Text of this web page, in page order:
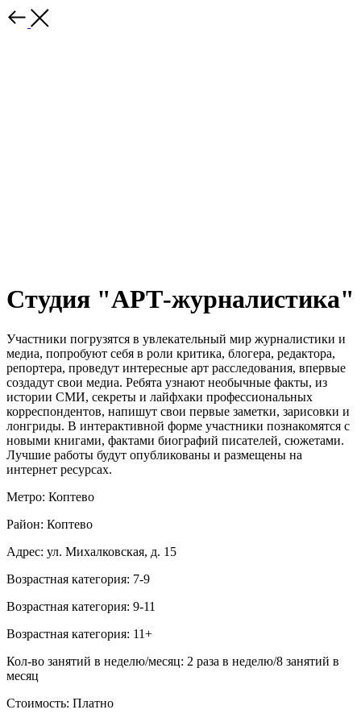
Студия "АРТ-журналистика"
Участники погрузятся в увлекательный мир журналистики и
медиа, попробуют себя в роли критика, блогера, редактора,
репортера, проведут интересные арт расследования, впервые
создадут свои медиа. Ребята узнают необычные факты, из
истории СМИ, секреты и лайфхаки профессиональных
корреспондентов, напишут свои первые заметки, зарисовки и
лонгриды. В интерактивной форме участники познакомятся с
новыми книгами, фактами биографий писателей, сюжетами.
Лучшие работы будут опубликованы и размещены на
интернет ресурсах.
Метро: Коптево
Район: Коптево
Адрес: ул. Михалковская, д. 15
Возрастная категория: 7-9
Возрастная категория: 9-11
Возрастная категория: 11+
Кол-во занятий в неделю/месяц: 2 раза в неделю/8 занятий в
месяц
Стоимость: Платно